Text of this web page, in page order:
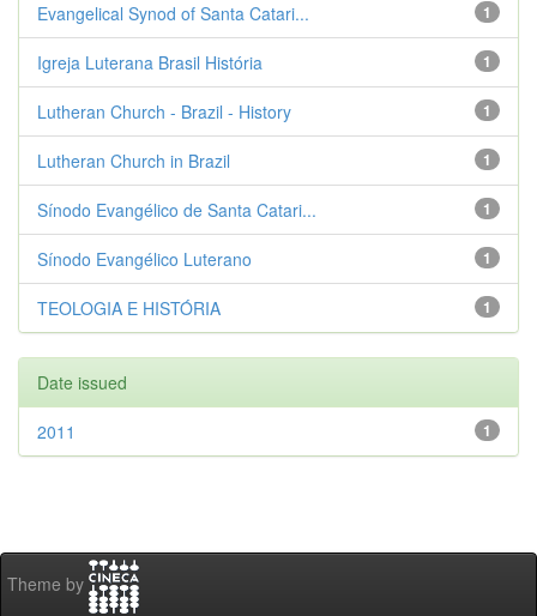
1
Evangelical Synod of Santa Catari...
1
Igreja Luterana Brasil História
1
Lutheran Church - Brazil - History
1
Lutheran Church in Brazil
1
Sínodo Evangélico de Santa Catari...
1
Sínodo Evangélico Luterano
1
TEOLOGIA E HISTÓRIA
Date issued
1
2011
Theme by